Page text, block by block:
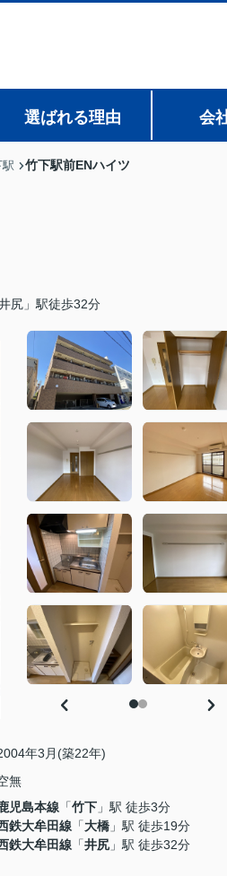
選ばれる理由 会
駅 竹下駅前ENハイツ
尻」駅徒歩32分
年3月(築22年)
無
児島本線 「竹下 」駅 徒歩3分
鉄大牟田線 「大橋 」駅 徒歩19分
鉄大牟田線 「井尻 」駅 徒歩32分